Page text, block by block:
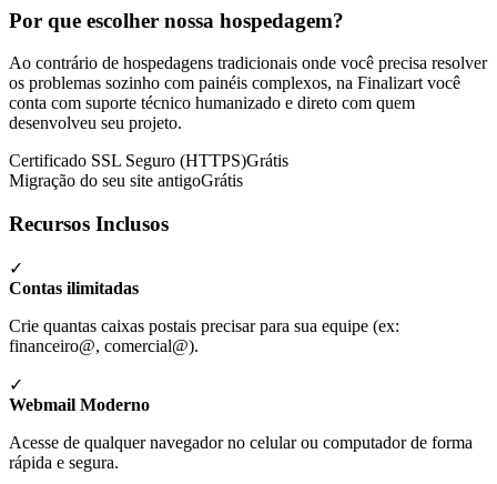
Por que escolher nossa hospedagem?
Ao contrário de hospedagens tradicionais onde você precisa resolver
os problemas sozinho com painéis complexos, na Finalizart você
conta com suporte técnico humanizado e direto com quem
desenvolveu seu projeto.
Certificado SSL Seguro (HTTPS)Grátis
Migração do seu site antigoGrátis
Recursos Inclusos
✓
Contas ilimitadas
Crie quantas caixas postais precisar para sua equipe (ex:
financeiro@, comercial@).
✓
Webmail Moderno
Acesse de qualquer navegador no celular ou computador de forma
rápida e segura.